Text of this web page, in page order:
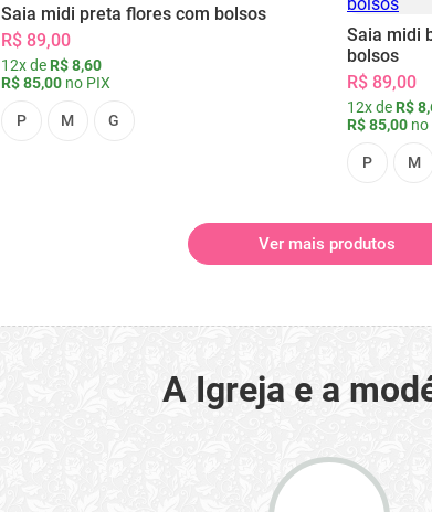
Saia midi preta flores com bolsos
R$ 89,00
12x de R$ 8,60
R$ 85,00no PIX
P M G
Saia midi
bolsos
R$ 89,00
12x de R$
R$ 85,00 no
P M
Ver mais produtos
A Igreja e a